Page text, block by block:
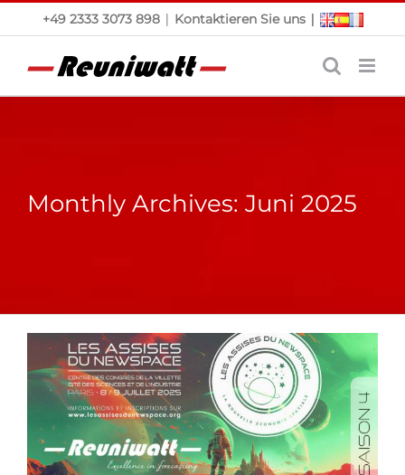
Skip
+49 2333 3073 898 | Kontaktieren Sie uns|
Monthly Archives: Juni 2025